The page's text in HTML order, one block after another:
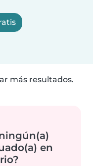
más resultados.
en